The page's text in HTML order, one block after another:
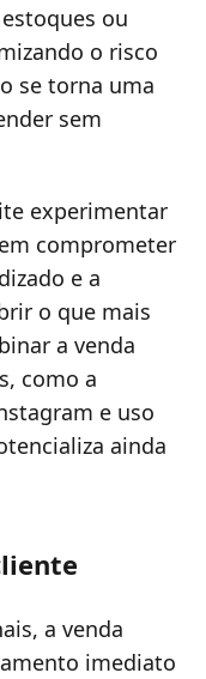
ou
o risco
se torna uma
sem
experimentar
comprometer
e a
o que mais
a venda
como a
e uso
ainda
a venda
imediato